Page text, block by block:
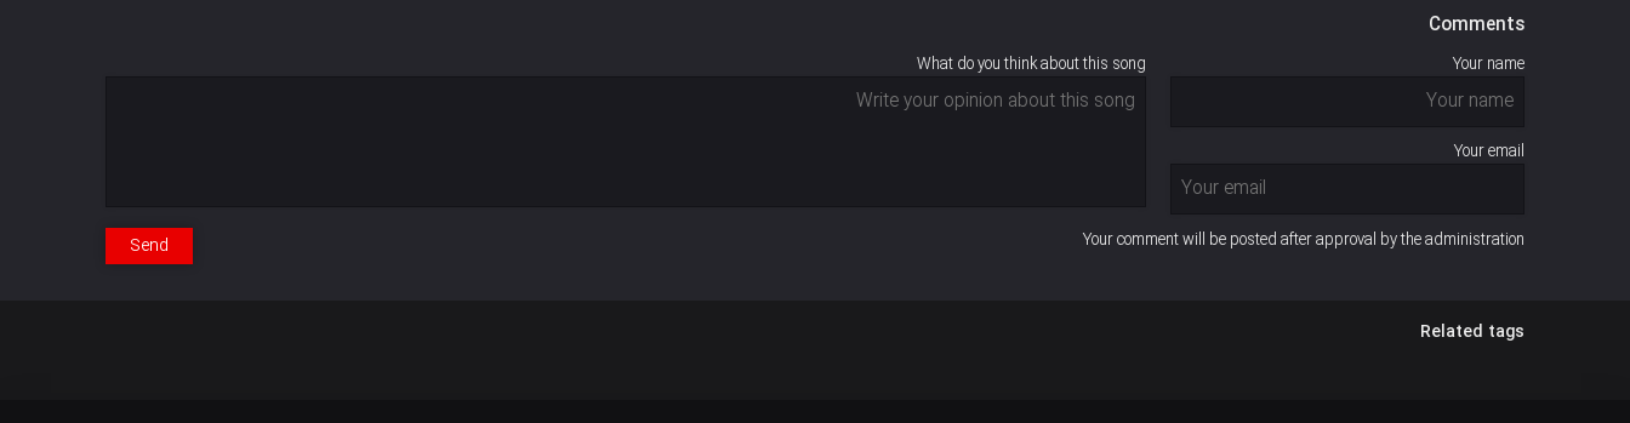
Comments
Your name
Your email
What do you think about this song
Your comment will be posted after approval by the administration
Send
Related tags